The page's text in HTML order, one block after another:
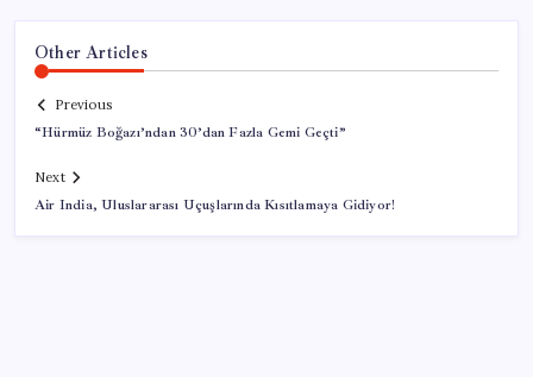
Other Articles
Previous
“Hürmüz Boğazı’ndan 30’dan Fazla Gemi Geçti”
Next
Air India, Uluslararası Uçuşlarında Kısıtlamaya Gidiyor!